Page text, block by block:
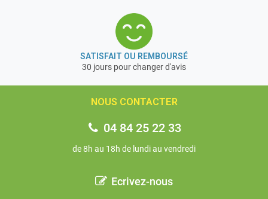
SATISFAIT OU REMBOURSÉ
30 jours pour changer d'avis
NOUS CONTACTER
04 84 25 22 33
de 8h au 18h de lundi au vendredi
Ecrivez-nous